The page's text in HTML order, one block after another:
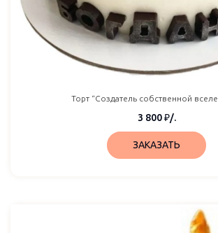
Торт “Создатель собственной
3 800₽/.
ЗАКАЗАТЬ